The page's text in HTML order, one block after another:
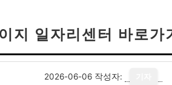
지 일자리센터 바로가
2026-06-06 작성자: